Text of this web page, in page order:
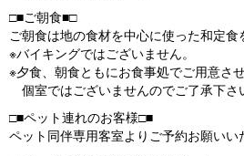
□■ご朝食■□
ご朝食は地の食材を中心に使った和定食
※バイキングではございません。
※夕食、朝食ともにお食事処でご用意さ
個室ではございませんのでご了承下さ
□■ペット連れのお客様□■
ペット同伴専用客室よりご予約お願いい